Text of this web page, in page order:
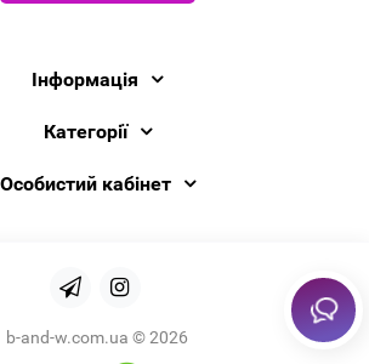
Інформація
Категорії
Особистий кабінет
b-and-w.com.ua © 2026